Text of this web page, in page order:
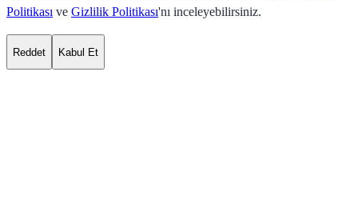
Politikası ve Gizlilik Politikası'nı inceleyebilirsiniz.
Reddet Kabul Et